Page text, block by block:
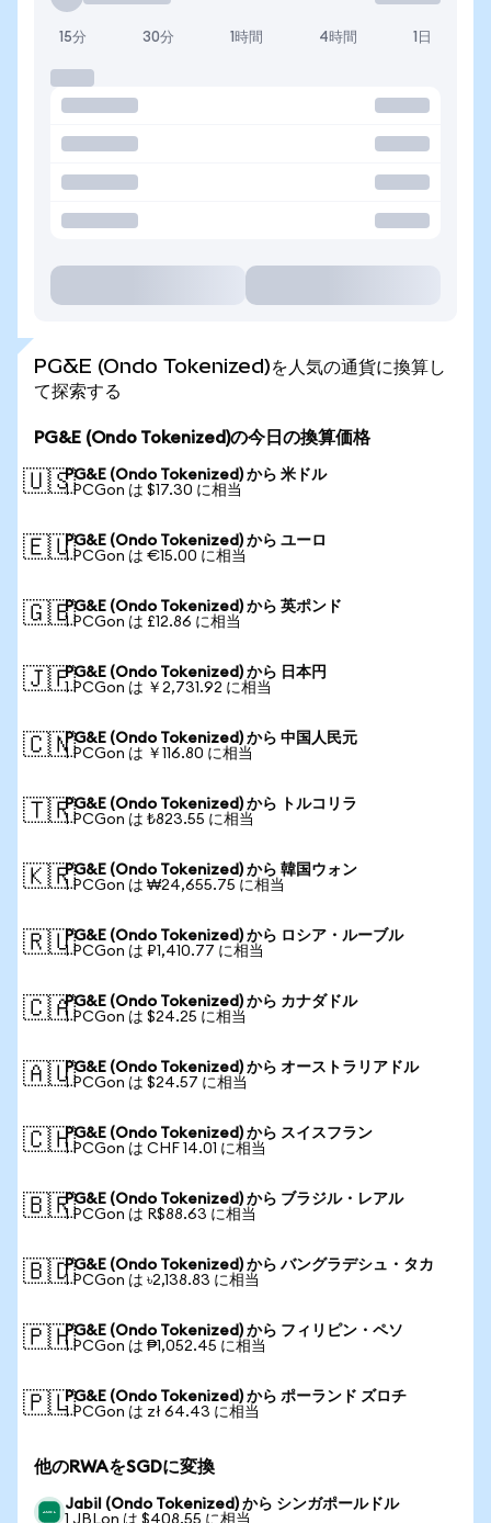
15分 30分 1時間 4時間 1日
PG&E (Ondo Tokenized)を人気の通貨に換算し
て探索する
PG&E (Ondo Tokenized)の今日の換算価格
🇺🇸PG&E (Ondo Tokenized) から 米ドル
1 PCGon は $17.30 に相当
🇪🇺PG&E (Ondo Tokenized) から ユーロ
1 PCGon は €15.00 に相当
🇬🇧PG&E (Ondo Tokenized) から 英ポンド
1 PCGon は £12.86 に相当
🇯🇵PG&E (Ondo Tokenized) から 日本円
1 PCGon は ￥2,731.92 に相当
🇨🇳PG&E (Ondo Tokenized) から 中国人民元
1 PCGon は ￥116.80 に相当
🇹🇷PG&E (Ondo Tokenized) から トルコリラ
1 PCGon は ₺823.55 に相当
🇰🇷PG&E (Ondo Tokenized) から 韓国ウォン
1 PCGon は ₩24,655.75 に相当
🇷🇺PG&E (Ondo Tokenized) から ロシア・ルーブル
1 PCGon は ₽1,410.77 に相当
🇨🇦PG&E (Ondo Tokenized) から カナダドル
1 PCGon は $24.25 に相当
🇦🇺PG&E (Ondo Tokenized) から オーストラリアドル
1 PCGon は $24.57 に相当
🇨🇭PG&E (Ondo Tokenized) から スイスフラン
1 PCGon は CHF 14.01 に相当
🇧🇷PG&E (Ondo Tokenized) から ブラジル・レアル
1 PCGon は R$88.63 に相当
🇧🇩PG&E (Ondo Tokenized) から バングラデシュ・タカ
1 PCGon は ৳2,138.83 に相当
🇵🇭PG&E (Ondo Tokenized) から フィリピン・ペソ
1 PCGon は ₱1,052.45 に相当
🇵🇱PG&E (Ondo Tokenized) から ポーランド ズロチ
1 PCGon は zł 64.43 に相当
他のRWAをSGDに変換
Jabil (Ondo Tokenized) から シンガポールドル
1 JBLon は $408.55 に相当